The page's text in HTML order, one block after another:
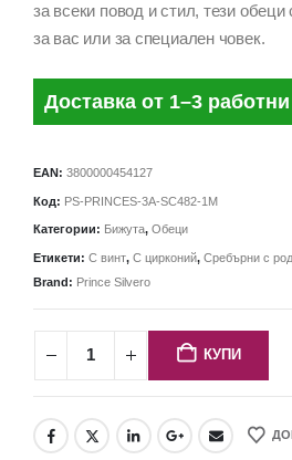
за всеки повод и стил, тези
за вас или за специален човек.
Доставка от 1–3
EAN: 3800000454127
Код: PS-PRINCES-3A-SC482-1M
Категории: Бижута, Обеци
Етикети: С винт, С цирконий, Сребърни с
Brand: Prince Silvero
КУПИ